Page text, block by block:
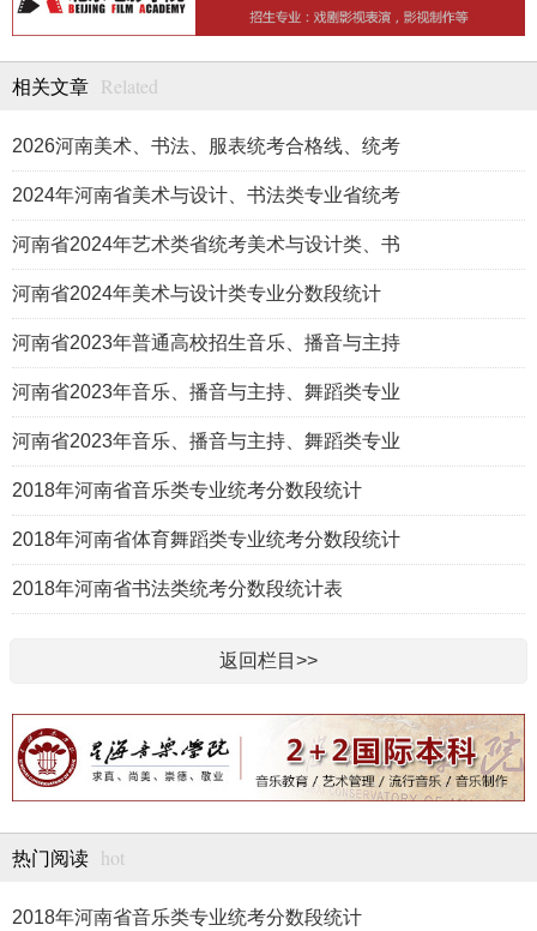
相关文章 Related
2026河南美术、书法、服表统考合格线、统考
2024年河南省美术与设计、书法类专业省统考
河南省2024年艺术类省统考美术与设计类、书
河南省2024年美术与设计类专业分数段统计
河南省2023年普通高校招生音乐、播音与主持
河南省2023年音乐、播音与主持、舞蹈类专业
河南省2023年音乐、播音与主持、舞蹈类专业
2018年河南省音乐类专业统考分数段统计
2018年河南省体育舞蹈类专业统考分数段统计
2018年河南省书法类统考分数段统计表
返回栏目>>
热门阅读 hot
2018年河南省音乐类专业统考分数段统计